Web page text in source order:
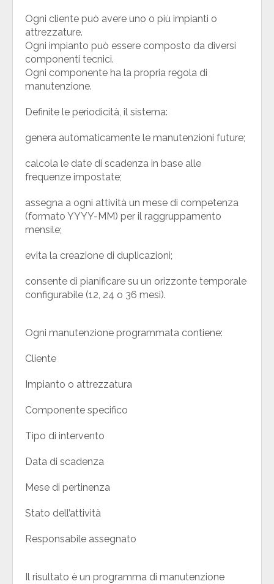
Ogni cliente può avere uno o più impianti o
attrezzature.
Ogni impianto può essere composto da diversi
componenti tecnici.
Ogni componente ha la propria regola di
manutenzione.
Definite le periodicità, il sistema:
genera automaticamente le manutenzioni future;
calcola le date di scadenza in base alle
frequenze impostate;
assegna a ogni attività un mese di competenza
(formato YYYY-MM) per il raggruppamento
mensile;
evita la creazione di duplicazioni;
consente di pianificare su un orizzonte temporale
configurabile (12, 24 o 36 mesi).
Ogni manutenzione programmata contiene:
Cliente
Impianto o attrezzatura
Componente specifico
Tipo di intervento
Data di scadenza
Mese di pertinenza
Stato dell’attività
Responsabile assegnato
Il risultato è un programma di manutenzione